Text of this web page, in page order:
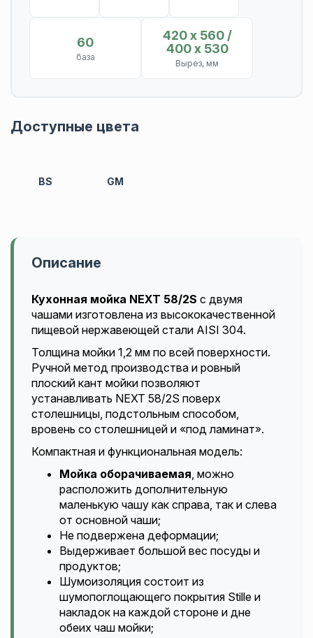
60
база
420 х 560 /
400 х 530
Вырез, мм
Доступные цвета
BS GM
Описание
Кухонная мойка NEXT 58/2S с двумя
чашами изготовлена из высококачественной
пищевой нержавеющей стали AISI 304.
Толщина мойки 1,2 мм по всей поверхности.
Ручной метод производства и ровный
плоский кант мойки позволяют
устанавливать NEXT 58/2S поверх
столешницы, подстольным способом,
вровень со столешницей и «под ламинат».
Компактная и функциональная модель:
Мойка оборачиваемая, можно
расположить дополнительную
маленькую чашу как справа, так и слева
от основной чаши;
Не подвержена деформации;
Выдерживает большой вес посуды и
продуктов;
Шумоизоляция состоит из
шумопоглощающего покрытия Stille и
накладок на каждой стороне и дне
обеих чаш мойки;